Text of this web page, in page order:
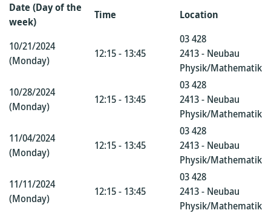
Date (Day of the
week)
Time Location
10/21/2024
(Monday)
12:15 - 13:45
03 428
2413 - Neubau
Physik/Mathematik
10/28/2024
(Monday)
12:15 - 13:45
03 428
2413 - Neubau
Physik/Mathematik
11/04/2024
(Monday)
12:15 - 13:45
03 428
2413 - Neubau
Physik/Mathematik
11/11/2024
(Monday)
12:15 - 13:45
03 428
2413 - Neubau
Physik/Mathematik